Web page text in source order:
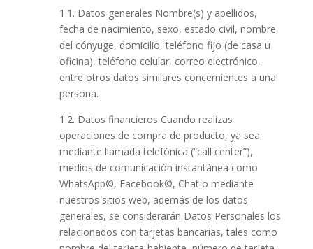
1.1. Datos generales Nombre(s) y apellidos,
fecha de nacimiento, sexo, estado civil, nombre
del cónyuge, domicilio, teléfono fijo (de casa u
oficina), teléfono celular, correo electrónico,
entre otros datos similares concernientes a una
persona.
1.2. Datos financieros Cuando realizas
operaciones de compra de producto, ya sea
mediante llamada telefónica (“call center”),
medios de comunicación instantánea como
WhatsApp©, Facebook©, Chat o mediante
nuestros sitios web, además de los datos
generales, se considerarán Datos Personales los
relacionados con tarjetas bancarias, tales como